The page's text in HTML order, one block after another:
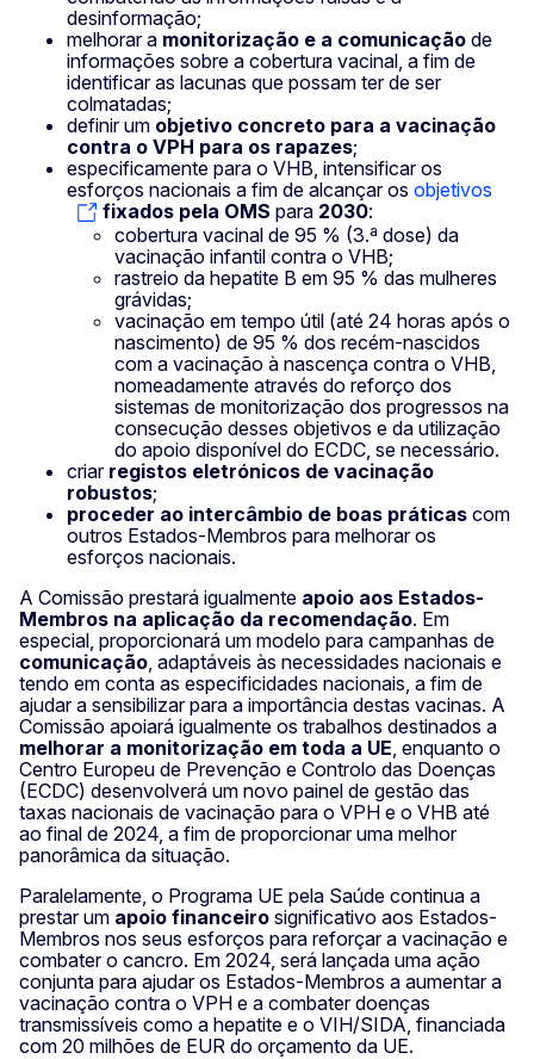
desinformação;
melhorar a monitorização e a comunicação de
informações sobre a cobertura vacinal, a fim de
identificar as lacunas que possam ter de ser
colmatadas;
definir um objetivo concreto para a vacinação
contra o VPH para os rapazes;
especificamente para o VHB, intensificar os
esforços nacionais a fim de alcançar os objetivos
fixados pela OMS para 2030:
cobertura vacinal de 95 % (3.ª dose) da
vacinação infantil contra o VHB;
rastreio da hepatite B em 95 % das mulheres
grávidas;
vacinação em tempo útil (até 24 horas após o
nascimento) de 95 % dos recém-nascidos
com a vacinação à nascença contra o VHB,
nomeadamente através do reforço dos
sistemas de monitorização dos progressos na
consecução desses objetivos e da utilização
do apoio disponível do ECDC, se necessário.
criar registos eletrónicos de vacinação
robustos;
proceder ao intercâmbio de boas práticas com
outros Estados-Membros para melhorar os
esforços nacionais.
A Comissão prestará igualmente apoio aos Estados-
Membros na aplicação da recomendação. Em
especial, proporcionará um modelo para campanhas de
comunicação , adaptáveis às necessidades nacionais e
tendo em conta as especificidades nacionais, a fim de
ajudar a sensibilizar para a importância destas vacinas. A
Comissão apoiará igualmente os trabalhos destinados a
melhorar a monitorização em toda a UE , enquanto o
Centro Europeu de Prevenção e Controlo das Doenças
(ECDC) desenvolverá um novo painel de gestão das
taxas nacionais de vacinação para o VPH e o VHB até
ao final de 2024, a fim de proporcionar uma melhor
panorâmica da situação.
Paralelamente, o Programa UE pela Saúde continua a
prestar um apoio financeiro significativo aos Estados-
Membros nos seus esforços para reforçar a vacinação e
combater o cancro. Em 2024, será lançada uma ação
conjunta para ajudar os Estados-Membros a aumentar a
vacinação contra o VPH e a combater doenças
transmissíveis como a hepatite e o VIH/SIDA, financiada
com 20 milhões de EUR do orçamento da UE.